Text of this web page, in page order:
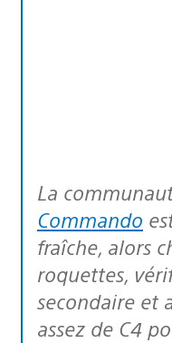
La
Commando
fraîche, alors
roquettes,
secondaire et
assez de C4